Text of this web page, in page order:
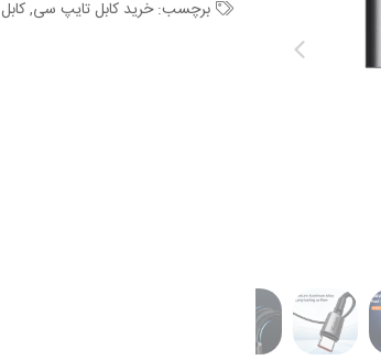
برچسب:خرید کابل تایپ سی,کابل Mcdodo